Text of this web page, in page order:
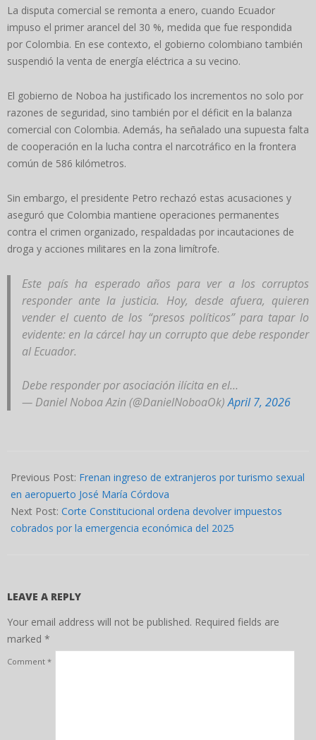
La disputa comercial se remonta a enero, cuando Ecuador
impuso el primer arancel del 30 %, medida que fue respondida
por Colombia. En ese contexto, el gobierno colombiano también
suspendió la venta de energía eléctrica a su vecino.
El gobierno de Noboa ha justificado los incrementos no solo por
razones de seguridad, sino también por el déficit en la balanza
comercial con Colombia. Además, ha señalado una supuesta falta
de cooperación en la lucha contra el narcotráfico en la frontera
común de 586 kilómetros.
Sin embargo, el presidente Petro rechazó estas acusaciones y
aseguró que Colombia mantiene operaciones permanentes
contra el crimen organizado, respaldadas por incautaciones de
droga y acciones militares en la zona limítrofe.
Este país ha esperado años para ver a los corruptos
responder ante la justicia. Hoy, desde afuera, quieren
vender el cuento de los “presos políticos” para tapar lo
evidente: en la cárcel hay un corrupto que debe responder
al Ecuador.
Debe responder por asociación ilícita en el…
— Daniel Noboa Azin (@DanielNoboaOk)April 7, 2026
04-
15
Previous Post: Frenan ingreso de extranjeros por turismo sexual
en aeropuerto José María Córdova
Next Post: Corte Constitucional ordena devolver impuestos
cobrados por la emergencia económica del 2025
LEAVE A REPLY
Your email address will not be published. Required fields are
marked *
Comment *